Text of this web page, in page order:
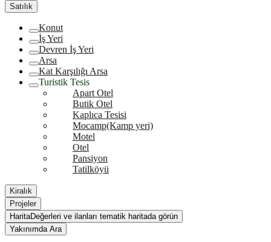
Satılık
Konut
İş Yeri
Devren İş Yeri
Arsa
Kat Karşılığı Arsa
Turistik Tesis
Apart Otel
Butik Otel
Kaplıca Tesisi
Mocamp(Kamp yeri)
Motel
Otel
Pansiyon
Tatilköyü
Kiralık
Projeler
HaritaDeğerleri ve ilanları tematik haritada görün
Yakınımda Ara